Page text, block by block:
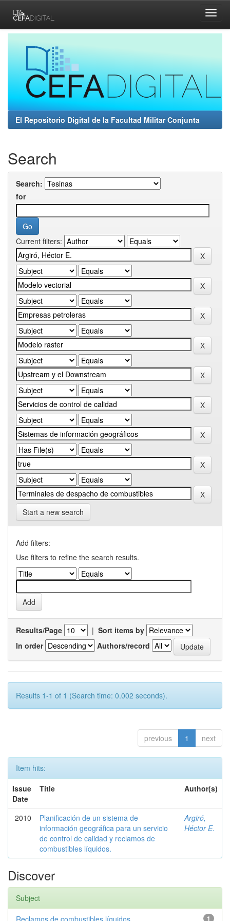
navigation
El Repositorio Digital de la Facultad Militar Conjunta
Search
Search:
for
Current filters:
Start a new search
Add filters:
Use filters to refine the search results.
Results/Page | Sort items by
In order
Authors/record
Results 1-1 of 1 (Search time: 0.002 seconds).
previous 1 next
Item hits:
Issue
Date
Title Author(s)
2010
Planificación de un sistema de
información geográfica para un servicio
de control de calidad y reclamos de
combustibles líquidos.
Argiró,
Héctor E.
Discover
Subject
1
Reclamos de combustibles líquidos